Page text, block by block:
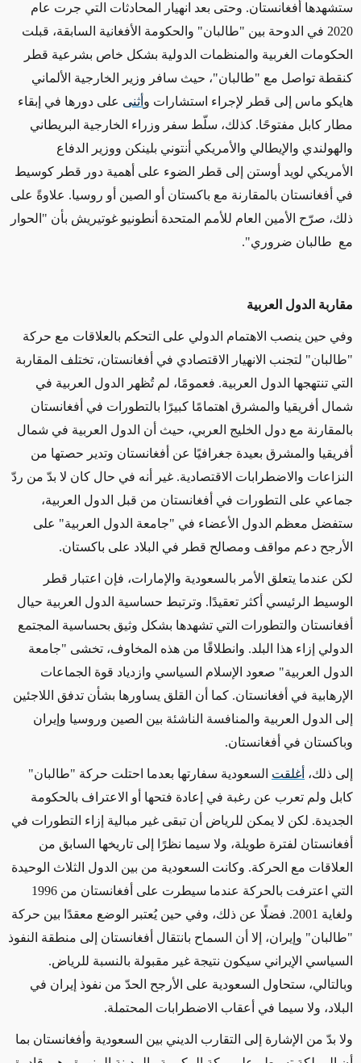
ستشهدها أفغانستان. وحتى بعد انهيار المحادثات التي جرت عام
2020 في الدوحة بين "طالبان" والحكومة الأفغانية السابقة، قبلت
الحكومات الغربية والمنظمات الدولية بشكل خاص بشرعية قطر
كنقطة تواصل مع "طالبان"، حيث سافر وزير الخارجية الألماني
هايكو ماس إلى قطر لإجراء استشارات و أثنى على دورها في إبقاء
مطار كابل مفتوحًا. كذلك، سلّط سفر وزراء الخارجية البريطاني
والهولندي والإيطالي والأمريكي أنتوني بلينكن ووزير الدفاع
الأمريكي لويد أوستن إلى قطر الضوء على أهمية دور قطر كوسيط
في أفغانستان بالمقارنة مع باكستان أو الصين أو روسيا. علاوةً على
ذلك، صرّح الأمين العام للأمم المتحدة أنطونيو غوتيريش بأن "الحوار
مع طالبان ضروري".
مقاربة الدول العربية
وفي حين ينصب الاهتمام الدولي على التحكم بالعلاقات مع حركة
"طالبان" لتجنب الانهيار الاقتصادي في أفغانستان، تختلف المقاربة
التي تنتهجها الدول العربية. فعمومًا، لم تُظهر الدول العربية في
شمال أفريقيا والمشرق اهتمامًا كبيرًا بالتطورات في أفغانستان
بالمقارنة مع دول الخليج العربي، حيث أن الدول العربية في شمال
أفريقيا والمشرق بعيدة جغرافيًا عن أفغانستان وتدير حصتها من
النزاعات والاضطرابات الاقتصادية. غير أنه في حال كان لا بدّ من ردّ
جماعي على التطورات في أفغانستان من قبل الدول العربية،
ستفضل معظم الدول الأعضاء في "جامعة الدول العربية" على
الأرجح دعم مواقف ومصالح قطر في البلاد على باكستان.
لكن عندما يتعلق الأمر بالسعودية والإمارات، فإن اعتبار قطر
الوسيط الرئيسي أكثر تعقيدًا. وترتبط حساسية الدول العربية حيال
أفغانستان والتطورات التي تشهدها بشكل وثيق بحساسية المجتمع
الدولي إزاء هذا البلد. وانطلاقًا من هذه المخاوف، تخشى "جامعة
الدول العربية" صعود الإسلام السياسي وازدياد قوة الجماعات
الإرهابية في أفغانستان. كما أن القلق يساورها بشأن تدفق اللاجئين
إلى الدول العربية والمنافسة الناشئة بين الصين وروسيا وإيران
وباكستان في أفغانستان.
إلى ذلك، أغلقت السعودية سفارتها بعدما احتلت حركة "طالبان"
كابل ولم تعرب عن رغبة في إعادة فتحها أو الاعتراف بالحكومة
الجديدة. لكن لا يمكن للرياض أن تبقى غير مبالية إزاء التطورات في
أفغانستان لفترة طويلة، ولا سيما نظرًا إلى تاريخها السابق من
العلاقات مع الحركة. وكانت السعودية من بين الدول الثلاث الوحيدة
التي اعترفت بالحركة عندما سيطرت على أفغانستان من 1996
ولغاية 2001. فضلًا عن ذلك، وفي حين يُعتبر الوضع معقدًا بين حركة
"طالبان" وإيران، إلا أن السماح بانتقال أفغانستان إلى منطقة النفوذ
السياسي الإيراني سيكون نتيجة غير مقبولة بالنسبة للرياض.
وبالتالي، ستحاول السعودية على الأرجح الحدّ من نفوذ إيران في
البلاد، ولا سيما في أعقاب الاضطرابات المحتملة.
ولا بدّ من الإشارة إلى التقارب الديني بين السعودية وأفغانستان بما